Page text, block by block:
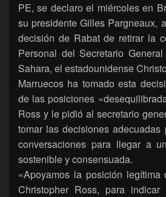
PE, se declaro el miércoles en
su presidente Gilles Pargneaux,
decisión de Rabat de retirar la
Personal del Secretario
Sahara, el estadounidense
Marruecos ha tomado esta
de las posiciones
Ross y le pidió al secretario
tomar las decisiones
conversaciones para llegar a
sostenible y consensuada.
«Apoyamos la posición legítima
Christopher Ross, para indicar